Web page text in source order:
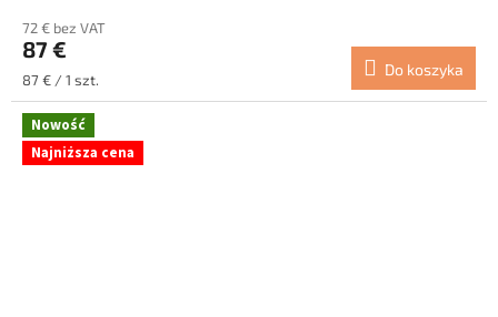
produktu
wynosi
5.0
5
gwiazdek.
72 € bez VAT
87 €
Cena
jednostkowa:
87 € / 1 szt.
Do koszyka
Nowość
Najniższa cena